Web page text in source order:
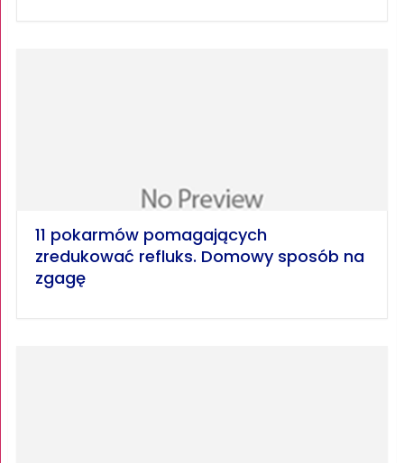
11 pokarmów pomagających
zredukować refluks. Domowy sposób na
zgagę